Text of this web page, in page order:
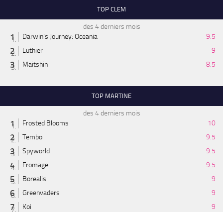
TOP CLEM
des 4 derniers mois
Darwin's Journey: Oceania
9.5
Luthier
9
Maitshin
8.5
TOP MARTINE
des 4 derniers mois
Frosted Blooms
10
Tembo
9.5
Spyworld
9.5
Fromage
9.5
Borealis
9
Greenvaders
9
Koi
9